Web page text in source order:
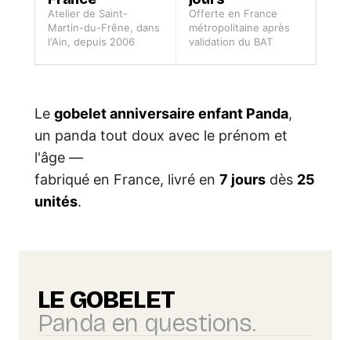
Atelier de Saint-
Martin-du-Frêne, dans
l'Ain, depuis 2006
Offerte en France
métropolitaine après
validation du BAT
Le gobelet anniversaire enfant Panda,
un panda tout doux avec le prénom et
l'âge —
fabriqué en France, livré en 7 jours dès 25
unités.
LE GOBELET
Panda en questions.